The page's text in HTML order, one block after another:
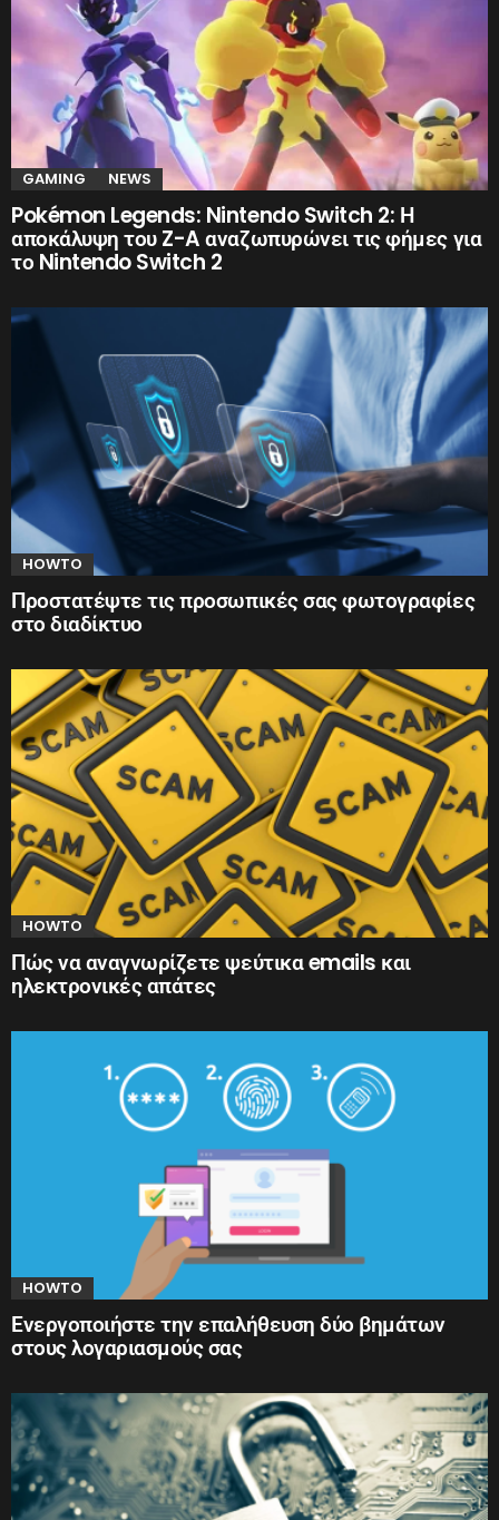
GAMING NEWS
Pokémon Legends: Nintendo Switch 2: Η
αποκάλυψη του Z-A αναζωπυρώνει τις φήμες για
το Nintendo Switch 2
HOWTO
Προστατέψτε τις προσωπικές σας φωτογραφίες
στο διαδίκτυο
HOWTO
Πώς να αναγνωρίζετε ψεύτικα emails και
ηλεκτρονικές απάτες
HOWTO
Ενεργοποιήστε την επαλήθευση δύο βημάτων
στους λογαριασμούς σας